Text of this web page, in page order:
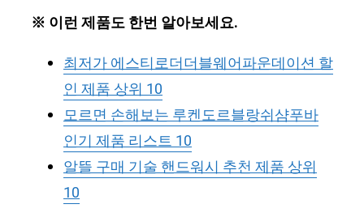
※ 이런 제품도 한번 알아보세요.
최저가 에스티로더더블웨어파운데이션 할
인 제품 상위 10
모르면 손해보는 루켄도르블랑쉬샴푸바
인기 제품 리스트 10
알뜰 구매 기술 핸드워시 추천 제품 상위
10